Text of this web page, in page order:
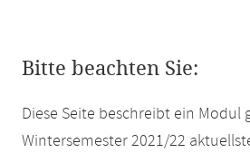
Bitte beachten Sie:
Diese Seite beschreibt ein Modul
Wintersemester 2021/22